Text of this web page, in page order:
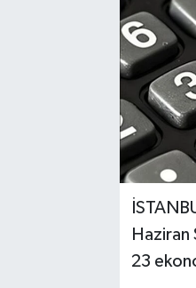
Haziran
23